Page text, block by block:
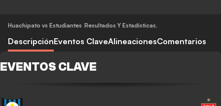
Huachipato vs Estudiantes Resultados Y Estadísticas,
DescripciónEventos ClaveAlineacionesComentarios
EVENTOS CLAVE